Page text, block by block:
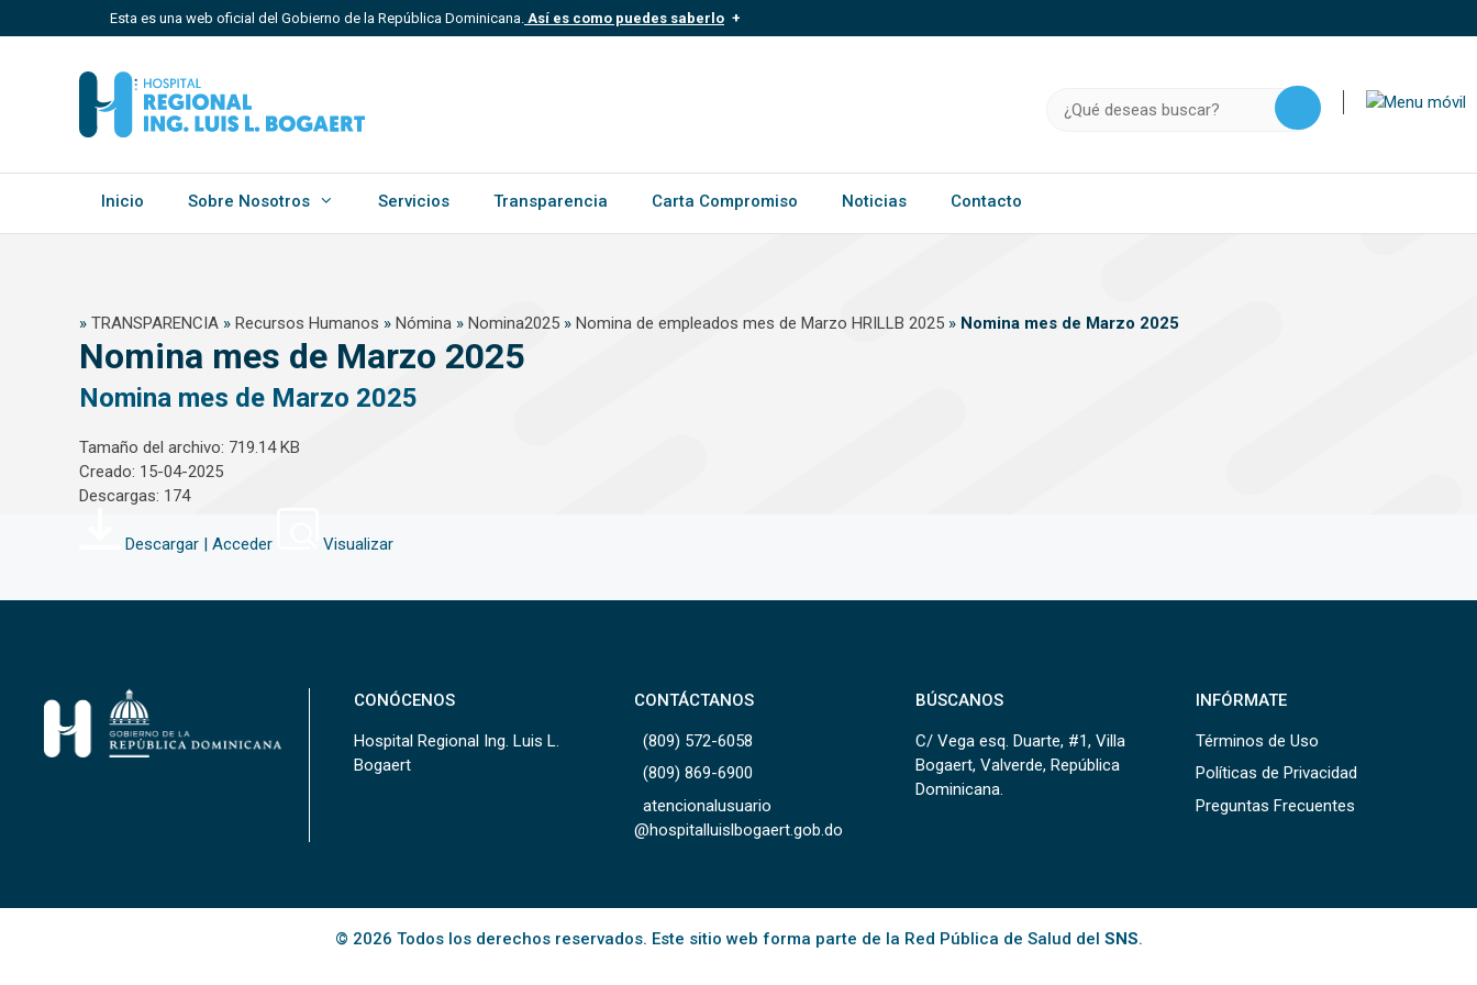
al
Esta es una web oficial del Gobierno de la República Dominicana. Así es como puedes saberlo
Un sitio .gob.do, .gov.do o .mil.do significa que pertenece a una organización oficial del
Estado dominicano.
.gob.do o .gov.do. Comparte información confidencial solo en este tipo de sitios.
Inicio Sobre Nosotros Servicios Transparencia Carta Compromiso Noticias Contacto
» TRANSPARENCIA » Recursos Humanos » Nómina » Nomina2025 » Nomina de empleados mes de Marzo HRILLB 2025 » Nomina mes de Marzo 2025
Nomina mes de Marzo 2025
Nomina mes de Marzo 2025
Tamaño del archivo: 719.14 KB
Creado: 15-04-2025
Descargas: 174
Descargar | Acceder Visualizar
CONÓCENOS
Hospital Regional Ing. Luis L.
Bogaert
CONTÁCTANOS
(809) 572-6058
(809) 869-6900
atencionalusuario
@hospitalluislbogaert.gob.do
BÚSCANOS
C/ Vega esq. Duarte, #1, Villa
Bogaert, Valverde, República
Dominicana.
INFÓRMATE
Términos de Uso
Políticas de Privacidad
Preguntas Frecuentes
© 2026 Todos los derechos reservados. Este sitio web forma parte de la Red Pública de Salud del SNS.